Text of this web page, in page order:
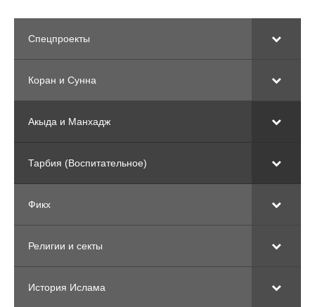
Спецпроекты
Коран и Сунна
Акыда и Манхадж
Тарбия (Воспитательное)
Фикх
Религии и секты
История Ислама